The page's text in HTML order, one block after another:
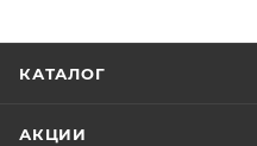
КАТАЛОГ
АКЦИИ